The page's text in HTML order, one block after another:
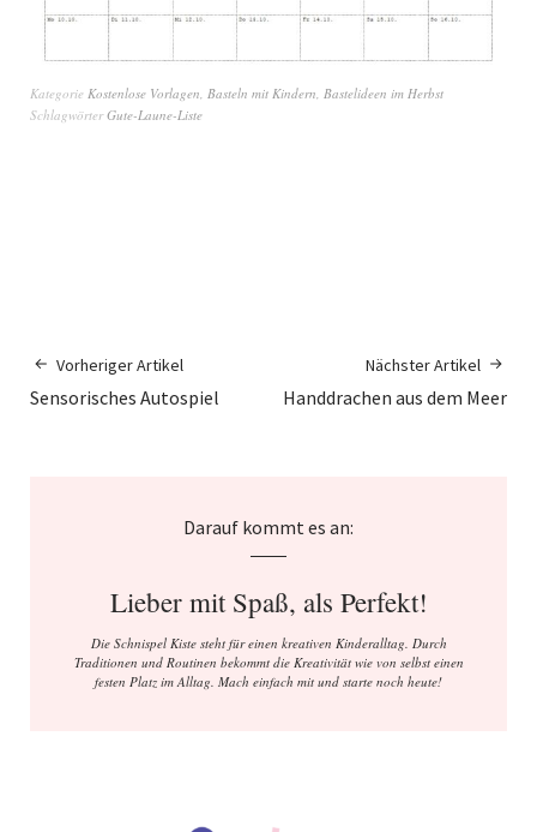
Kategorie Kostenlose Vorlagen Basteln mit Kindern Bastelideen im Herbst
SchlagwörterGute-Laune-Liste
Vorheriger Artikel
Sensorisches Autospiel
Nächster Artikel
Handdrachen aus dem Meer
Darauf kommt es an:
Lieber mit Spaß, als Perfekt!
Die Schnispel Kiste steht für einen kreativen Kinderalltag. Durch
Traditionen und Routinen bekommt die Kreativität wie von selbst einen
festen Platz im Alltag. Mach einfach mit und starte noch heute!